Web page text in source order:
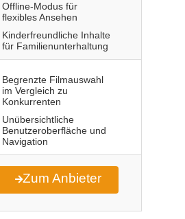
Offline-Modus für
flexibles Ansehen
Kinderfreundliche Inhalte
für Familienunterhaltung
Begrenzte Filmauswahl
im Vergleich zu
Konkurrenten
Unübersichtliche
Benutzeroberfläche und
Navigation
Zum Anbieter